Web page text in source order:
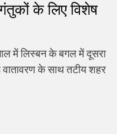
के लिए विशेष
में लिस्बन के बगल में दूसरा
के साथ तटीय शहर